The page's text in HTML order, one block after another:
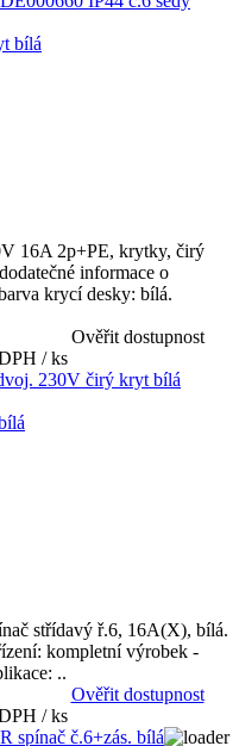
bílá
16A 2p+PE, krytky, čirý
informace o
krycí desky: bílá.
Ověřit dostupnost
/ ks
střídavý ř.6, 16A(X), bílá.
kompletní výrobek -
..
Ověřit dostupnost
/ ks